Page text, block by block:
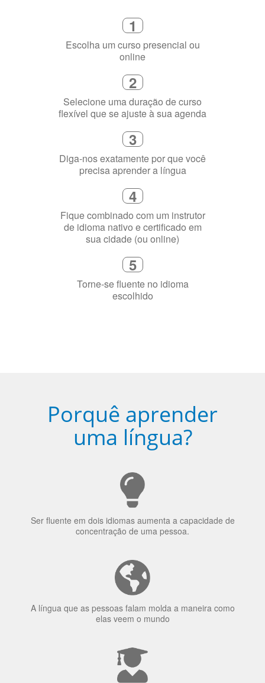
1
Escolha um curso presencial ou
2
Selecione uma duração de curso
3
Diga-nos exatamente por que você
4
Fique combinado com um instrutor
de idioma nativo e certificado em
5
Torne-se fluente no idioma
Porquê aprender
uma língua?
Ser fluente em dois idiomas aumenta a capacidade de
A língua que as pessoas falam molda a maneira como